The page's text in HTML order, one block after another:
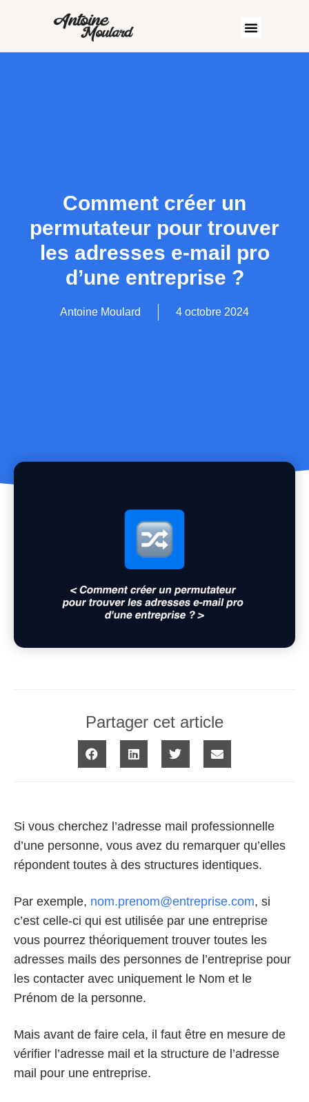
Comment créer un
permutateur pour trouver
les adresses e-mail pro
d’une entreprise ?
Antoine Moulard 4 octobre 2024
Partager cet article
Si vous cherchez l’adresse mail professionnelle
d’une personne, vous avez du remarquer qu’elles
répondent toutes à des structures identiques.
Par exemple, nom.prenom@entreprise.com, si
c’est celle-ci qui est utilisée par une entreprise
vous pourrez théoriquement trouver toutes les
adresses mails des personnes de l’entreprise pour
les contacter avec uniquement le Nom et le
Prénom de la personne.
Mais avant de faire cela, il faut être en mesure de
vérifier l’adresse mail et la structure de l’adresse
mail pour une entreprise.